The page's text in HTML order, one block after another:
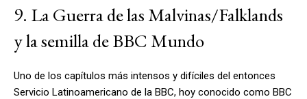
9. La Guerra de las Malvinas/Falklands
y la semilla de BBC Mundo
Uno de los capítulos más intensos y difíciles del entonces
Servicio Latinoamericano de la BBC, hoy conocido como BBC